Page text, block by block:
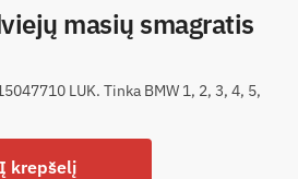
masių smagratis
LUK. Tinka BMW 1, 2, 3, 4, 5,
Į krepšelį